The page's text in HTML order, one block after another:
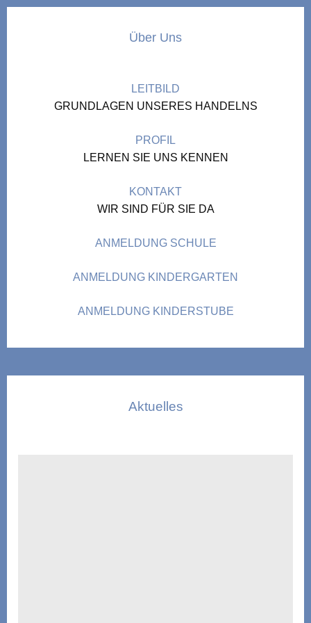
Über Uns
LEITBILD
GRUNDLAGEN UNSERES HANDELNS
PROFIL
LERNEN SIE UNS KENNEN
KONTAKT
WIR SIND FÜR SIE DA
ANMELDUNG SCHULE
ANMELDUNG KINDERGARTEN
ANMELDUNG KINDERSTUBE
Aktuelles